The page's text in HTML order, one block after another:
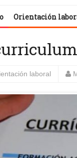
Orientación
laboral